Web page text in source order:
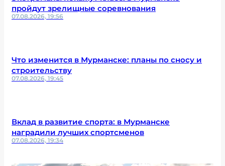
пройдут зрелищные соревнования
07.08.2026, 19:56
Что изменится в Мурманске: планы по сносу и
строительству
07.08.2026, 19:45
Вклад в развитие спорта: в Мурманске
наградили лучших спортсменов
07.08.2026, 19:34